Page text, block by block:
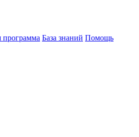
программа База знаний Помощь